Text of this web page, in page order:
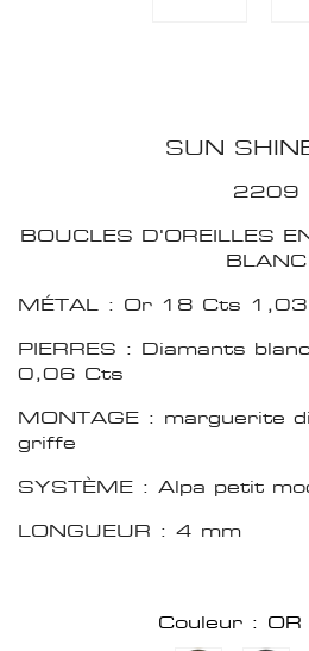
SUN
2209
BOUCLES D'OREILLES
BLANC
MÉTAL : Or 18 Cts
PIERRES : Diamants
0,06 Cts
MONTAGE : marguerite
griffe
SYSTÈME : Alpa petit
LONGUEUR : 4 mm
Couleur : OR